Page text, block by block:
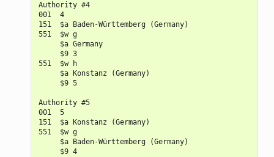
Authority #4
001  4
151  $a Baden-Württemberg (Germany)
551  $w g
     $a Germany
     $9 3
551  $w h
     $a Konstanz (Germany)
     $9 5
Authority #5
001  5
151  $a Konstanz (Germany)
551  $w g
     $a Baden-Württemberg (Germany)
     $9 4